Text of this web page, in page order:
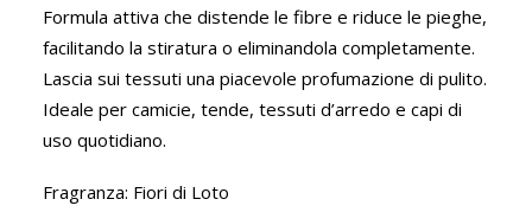
Formula attiva che distende le fibre e riduce le pieghe,
facilitando la stiratura o eliminandola completamente.
Lascia sui tessuti una piacevole profumazione di pulito.
Ideale per camicie, tende, tessuti d’arredo e capi di
uso quotidiano.
Fragranza: Fiori di Loto